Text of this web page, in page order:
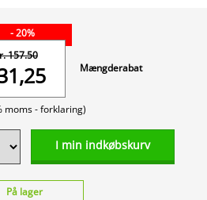
- 20%
157.50
moms -forklaring)
Mængderabat
I min indkøbskurv
På lager